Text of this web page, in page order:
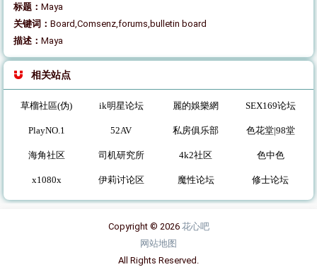
标题： Maya
关键词： Board,Comsenz,forums,bulletin board
描述： Maya
相关站点
草榴社區(伪) ik明星论坛 麗的娛樂網 SEX169论坛
PlayNO.1 52AV 私房俱乐部 色花堂|98堂
海角社区 司机研究所 4k2社区 色中色
x1080x 伊莉讨论区 魔性论坛 修士论坛
Copyright © 2026 花心吧
网站地图
All Rights Reserved.